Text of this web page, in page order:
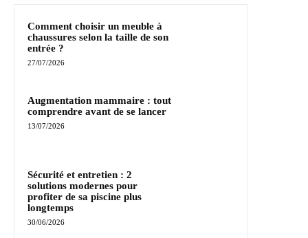
Comment choisir un meuble à
chaussures selon la taille de son
entrée ?
27/07/2026
Augmentation mammaire : tout
comprendre avant de se lancer
13/07/2026
Sécurité et entretien : 2
solutions modernes pour
profiter de sa piscine plus
longtemps
30/06/2026